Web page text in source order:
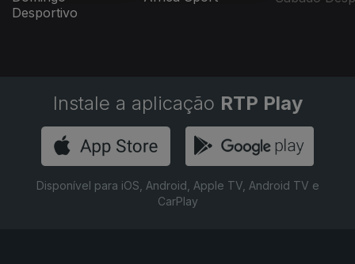
Desportivo
Instale a aplicação RTP Play
Disponível para iOS, Android, Apple TV, Android TV e
CarPlay